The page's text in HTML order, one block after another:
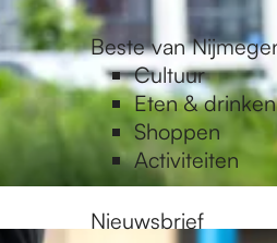
Beste van
Cultuur
Eten & drinken
Shoppen
Activiteiten
Nieuwsbrief